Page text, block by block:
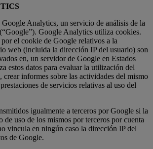
Analytics, un servicio de análisis de la
Google Analytics utiliza cookies.
el cookie de Google relativos a la
web (incluida la dirección IP del usuario) son
en, un servidor de Google en Estados
estos datos para evaluar la utilización del
informes sobre las actividades del mismo
de servicios relativas al uso del
igualmente a terceros por Google si la
de uso de los mismos por terceros por cuenta
vincula en ningún caso la dirección IP del
de Google.